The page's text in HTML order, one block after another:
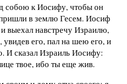
собою к Иосифу, чтобы он
в землю Гесем. Иосиф
выехал навстречу Израилю,
увидев его, пал на шею его, и
И сказал Израиль Иосифу:
твое, ибо ты еще жив.